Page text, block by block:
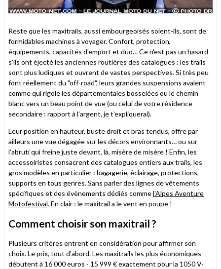
Reste que les maxitrails, aussi embourgeoisés soient-ils, sont de
formidables machines à voyager. Confort, protection,
équipements, capacités d'emport et duo… Ce n'est pas un hasard
s'ils ont éjecté les anciennes routières des catalogues : les trails
sont plus ludiques et ouvrent de vastes perspectives. Si très peu
font réellement du "off-road", leurs grandes suspensions avalent
comme qui rigole les départementales bosselées ou le chemin
blanc vers un beau point de vue (ou celui de votre résidence
secondaire : rapport à l'argent, je t'expliquerai).
Leur position en hauteur, buste droit et bras tendus, offre par
ailleurs une vue dégagée sur les décors environnants… ou sur
l'abruti qui freine juste devant, là, misère de misère ! Enfin, les
accessoiristes consacrent des catalogues entiers aux trails, les
gros modèles en particulier : bagagerie, éclairage, protections,
supports en tous genres. Sans parler des lignes de vêtements
spécifiques et des évènements dédiés commel'Alpes Aventure
Motofestival. En clair : le maxitrail a le vent en poupe !
Comment choisir son maxitrail ?
Plusieurs critères entrent en considération pour affirmer son
choix. Le prix, tout d'abord. Les maxitrails les plus économiques
débutent à 16 000 euros - 15 999 € exactement pour la 1050 V-